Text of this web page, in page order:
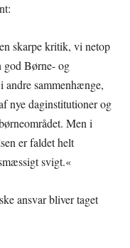
skarpe kritik, vi netop
god Børne- og
sammenhænge,
nye daginstitutioner og
Men i
er faldet helt
svigt.«
ansvar bliver taget